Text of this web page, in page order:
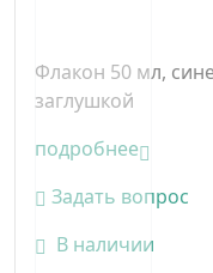
Флакон 50 мл,
заглушкой
подробнее
Задать вопрос
В наличии